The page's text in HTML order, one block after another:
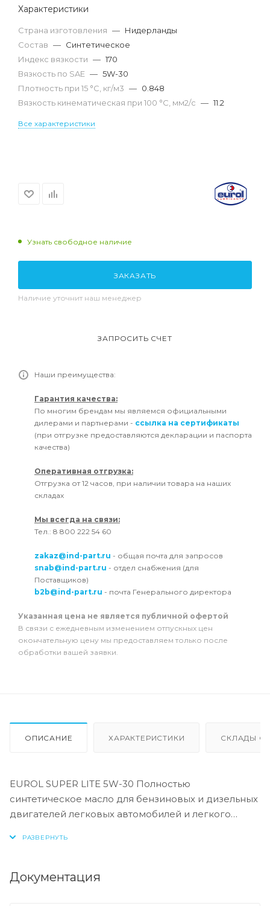
Характеристики
Страна изготовления — Нидерланды
Состав — Синтетическое
Индекс вязкости — 170
Вязкость по SAE — 5W-30
Плотность при 15 °С, кг/м3 — 0.848
Вязкость кинематическая при 100 °С, мм2/с — 11.2
Все характеристики
Узнать свободное наличие
ЗАКАЗАТЬ
Наличие уточнит наш менеджер
ЗАПРОСИТЬ СЧЕТ
Наши преимущества:
Гарантия качества:
По многим брендам мы являемся официальными
дилерами и партнерами - ссылка на сертификаты
(при отгрузке предоставляются декларации и паспорта
качества)
Оперативная отгрузка:
Отгрузка от 12 часов, при наличии товара на наших
складах
Мы всегда на связи:
Тел.: 8 800 222 54 60
zakaz@ind-part.ru - общая почта для запросов
snab@ind-part.ru - отдел снабжения (для
Поставщиков)
b2b@ind-part.ru - почта Генерального директора
Указанная цена не является публичной офертой
В связи с ежедневным изменением отпускных цен
окончательную цену мы предоставляем только после
обработки вашей заявки.
ОПИСАНИЕ ХАРАКТЕРИСТИКИ СКЛАДЫ
EUROL SUPER LITE 5W-30 Полностью
синтетическое масло для бензиновых и дизельных
двигателей легковых автомобилей и легкого
моторах с прямым впрыском топлива.
Документация